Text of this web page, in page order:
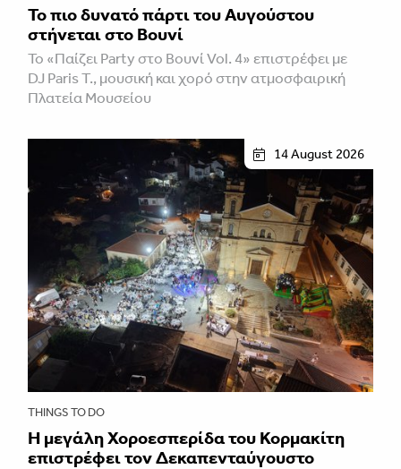
Το πιο δυνατό πάρτι του Αυγούστου
στήνεται στο Βουνί
Το «Παίζει Party στο Βουνί Vol. 4» επιστρέφει με
DJ Paris T., μουσική και χορό στην ατμοσφαιρική
Πλατεία Μουσείου
14 August 2026
THINGS TO DO
Η μεγάλη Χοροεσπερίδα του Κορμακίτη
επιστρέφει τον Δεκαπενταύγουστο